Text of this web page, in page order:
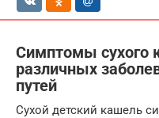
Симптомы сухого
различных
путей
Сухой детский кашель